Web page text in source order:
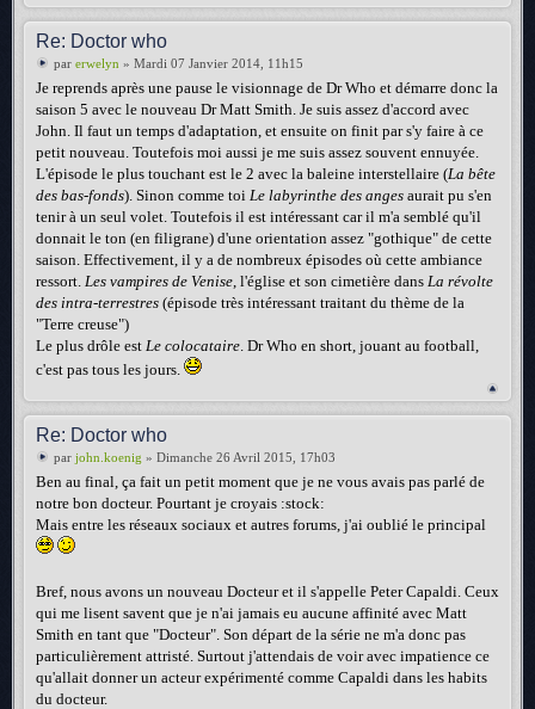
Re: Doctor who
par erwelyn » Mardi 07 Janvier 2014, 11h15
Je reprends après une pause le visionnage de Dr Who et démarre donc la
saison 5 avec le nouveau Dr Matt Smith. Je suis assez d'accord avec
John. Il faut un temps d'adaptation, et ensuite on finit par s'y faire à ce
petit nouveau. Toutefois moi aussi je me suis assez souvent ennuyée.
L'épisode le plus touchant est le 2 avec la baleine interstellaire (La bête
des bas-fonds). Sinon comme toi Le labyrinthe des anges aurait pu s'en
tenir à un seul volet. Toutefois il est intéressant car il m'a semblé qu'il
donnait le ton (en filigrane) d'une orientation assez "gothique" de cette
saison. Effectivement, il y a de nombreux épisodes où cette ambiance
ressort. Les vampires de Venise, l'église et son cimetière dans La révolte
des intra-terrestres (épisode très intéressant traitant du thème de la
"Terre creuse")
Le plus drôle est Le colocataire. Dr Who en short, jouant au football,
c'est pas tous les jours.
Re: Doctor who
par john.koenig » Dimanche 26 Avril 2015, 17h03
Ben au final, ça fait un petit moment que je ne vous avais pas parlé de
notre bon docteur. Pourtant je croyais :stock:
Mais entre les réseaux sociaux et autres forums, j'ai oublié le principal
Bref, nous avons un nouveau Docteur et il s'appelle Peter Capaldi. Ceux
qui me lisent savent que je n'ai jamais eu aucune affinité avec Matt
Smith en tant que "Docteur". Son départ de la série ne m'a donc pas
particulièrement attristé. Surtout j'attendais de voir avec impatience ce
qu'allait donner un acteur expérimenté comme Capaldi dans les habits
du docteur.